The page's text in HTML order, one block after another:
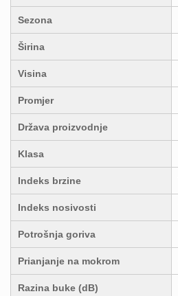
Sezona
Širina
Visina
Promjer
Država proizvodnje
Klasa
Indeks brzine
Indeks nosivosti
Potrošnja goriva
Prianjanje na mokrom
Razina buke (dB)